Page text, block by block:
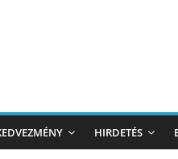
HIRDETÉS